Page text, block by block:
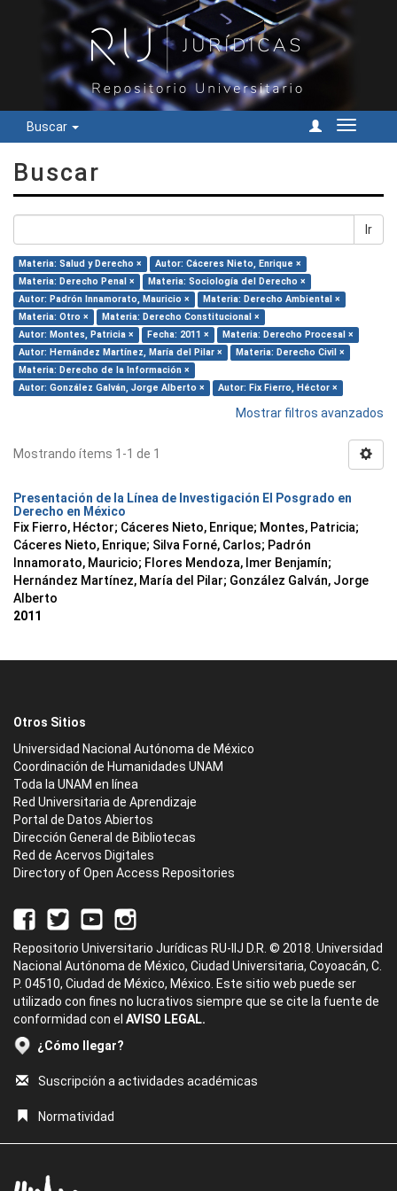
Buscar
Cambiar
Buscar
Ir
Materia: Salud y Derecho ×
Autor: Cáceres Nieto, Enrique ×
Materia: Derecho Penal ×
Materia: Sociología del Derecho ×
Autor: Padrón Innamorato, Mauricio ×
Materia: Derecho Ambiental ×
Materia: Otro ×
Materia: Derecho Constitucional ×
Autor: Montes, Patricia ×
Fecha: 2011 ×
Materia: Derecho Procesal ×
Autor: Hernández Martínez, María del Pilar ×
Materia: Derecho Civil ×
Materia: Derecho de la Información ×
Autor: González Galván, Jorge Alberto ×
Autor: Fix Fierro, Héctor ×
Mostrar filtros avanzados
Mostrando ítems 1-1 de 1
Presentación de la Línea de Investigación El Posgrado en
Derecho en México
Fix Fierro, Héctor; Cáceres Nieto, Enrique; Montes, Patricia;
Cáceres Nieto, Enrique; Silva Forné, Carlos; Padrón
Innamorato, Mauricio; Flores Mendoza, Imer Benjamín;
Hernández Martínez, María del Pilar; González Galván, Jorge
Alberto
2011
Otros Sitios
Universidad Nacional Autónoma de México
Coordinación de Humanidades UNAM
Toda la UNAM en línea
Red Universitaria de Aprendizaje
Portal de Datos Abiertos
Dirección General de Bibliotecas
Red de Acervos Digitales
Directory of Open Access Repositories
Repositorio Universitario Jurídicas RU-IIJ D.R. © 2018. Universidad
Nacional Autónoma de México, Ciudad Universitaria, Coyoacán, C.
P. 04510, Ciudad de México, México. Este sitio web puede ser
utilizado con fines no lucrativos siempre que se cite la fuente de
conformidad con el AVISO LEGAL.
¿Cómo llegar?
Suscripción a actividades académicas
Normatividad